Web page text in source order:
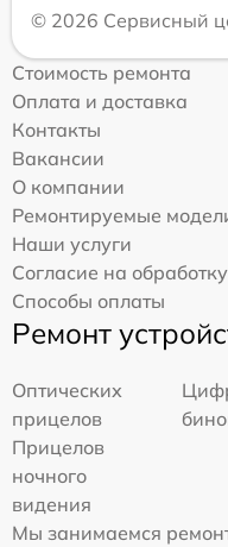
© 2026 Сервисный
Стоимость ремонта
Оплата и доставка
Контакты
Вакансии
О компании
Ремонтируемые
Наши услуги
Согласие на
Способы оплаты
Ремонт
Оптических
прицелов
Прицелов
ночного
видения
Мы занимаемся